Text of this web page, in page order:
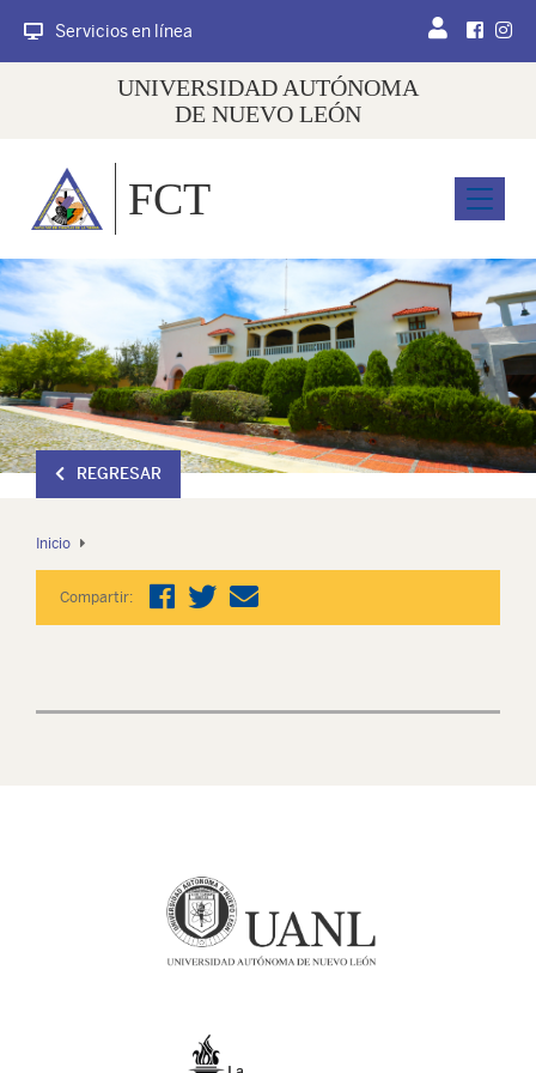
Servicios en línea
UNIVERSIDAD AUTÓNOMA
DE NUEVO LEÓN
Menu
FCT
REGRESAR
Inicio
Compartir: